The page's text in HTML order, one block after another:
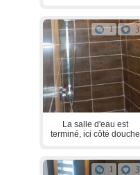
1 3
La salle d'eau est
terminé, ici côté douche
1 3